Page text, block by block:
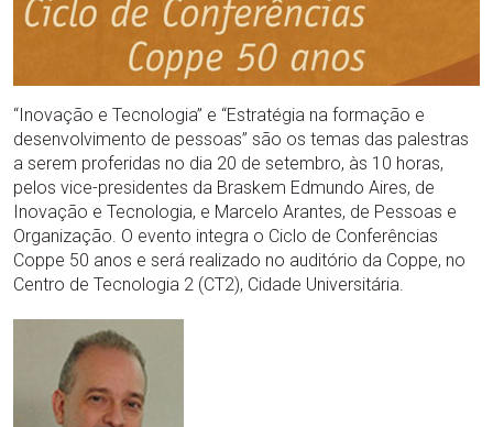
“Inovação e Tecnologia” e “Estratégia na formação e
desenvolvimento de pessoas” são os temas das palestras
a serem proferidas no dia 20 de setembro, às 10 horas,
pelos vice-presidentes da Braskem Edmundo Aires, de
Inovação e Tecnologia, e Marcelo Arantes, de Pessoas e
Organização. O evento integra o Ciclo de Conferências
Coppe 50 anos e será realizado no auditório da Coppe, no
Centro de Tecnologia 2 (CT2), Cidade Universitária.